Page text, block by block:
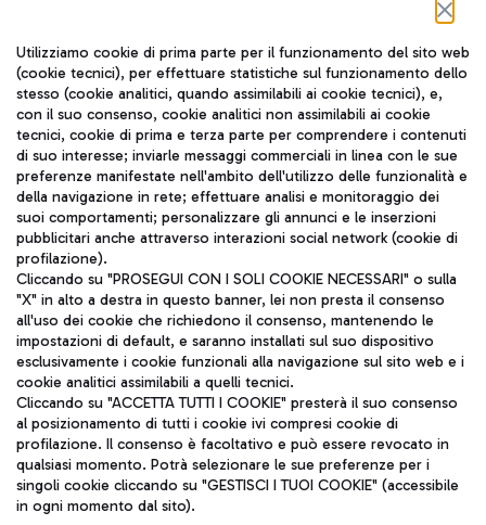
Seguici sui social
TRAVEL JOURNAL
ITA
Aeroporti di Roma S.p.A. - Società soggetta a direzione e
coordinamento di Mundys S.p.A.
Codice fiscale e Registro delle Imprese di Roma 13032990155 P.
IVA 06572251004
Capitale sociale 62.224.743,00 int. vers.
Sede legale: Via Pier Paolo Racchetti 1 - 00054 Fiumicino (RM)
telefono +39 06 65951
Utilizziamo cookie di prima parte per il funzionamento del sito web
(cookie tecnici), per effettuare statistiche sul funzionamento dello
stesso (cookie analitici, quando assimilabili ai cookie tecnici), e,
con il suo consenso, cookie analitici non assimilabili ai cookie
tecnici, cookie di prima e terza parte per comprendere i contenuti
di suo interesse; inviarle messaggi commerciali in linea con le sue
preferenze manifestate nell'ambito dell'utilizzo delle funzionalità e
della navigazione in rete; effettuare analisi e monitoraggio dei
suoi comportamenti; personalizzare gli annunci e le inserzioni
pubblicitari anche attraverso interazioni social network (cookie di
profilazione).
Cliccando su "PROSEGUI CON I SOLI COOKIE NECESSARI" o sulla
"X" in alto a destra in questo banner, lei non presta il consenso
all'uso dei cookie che richiedono il consenso, mantenendo le
impostazioni di default, e saranno installati sul suo dispositivo
esclusivamente i cookie funzionali alla navigazione sul sito web e i
cookie analitici assimilabili a quelli tecnici.
Cliccando su "ACCETTA TUTTI I COOKIE" presterà il suo consenso
al posizionamento di tutti i cookie ivi compresi cookie di
profilazione. Il consenso è facoltativo e può essere revocato in
qualsiasi momento. Potrà selezionare le sue preferenze per i
singoli cookie cliccando su "GESTISCI I TUOI COOKIE" (accessibile
in ogni momento dal sito).